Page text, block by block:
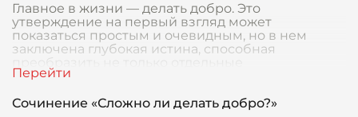
Главное в жизни — делать добро. Это
утверждение на первый взгляд может
показаться простым и очевидным, но в нем
заключена глубокая истина, способная
преобразить не только отдельные
Сочинение «Сложно ли делать добро?»